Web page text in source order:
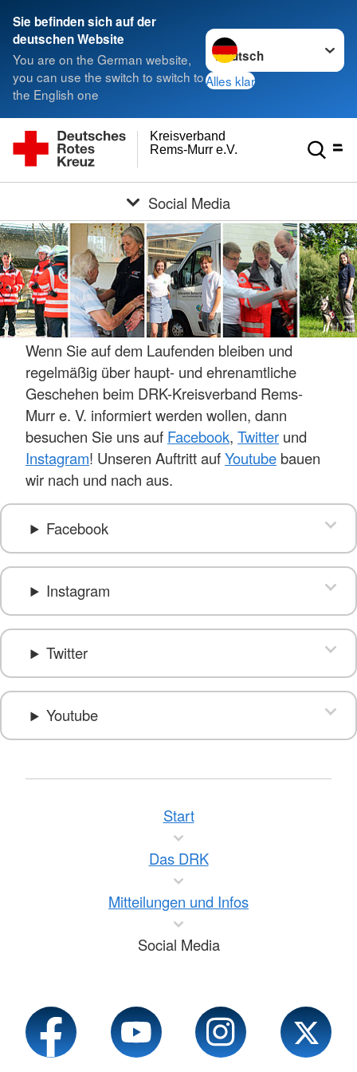
Sie befinden sich auf der
deutschen Website
You are on the German website,
you can use the switch to switch to
the English one
Sprache wechseln zu
Alles klar
Rems-Murr e.V.
Kreisverband
Social Media
Wenn Sie auf dem Laufenden bleiben und
regelmäßig über haupt- und ehrenamtliche
Geschehen beim DRK-Kreisverband Rems-
Murr e. V. informiert werden wollen, dann
besuchen Sie uns auf Facebook, Twitter und
Instagram! Unseren Auftritt aufYoutube bauen
wir nach und nach aus.
Facebook
Instagram
Twitter
Youtube
Start
Das DRK
Mitteilungen und Infos
Social Media